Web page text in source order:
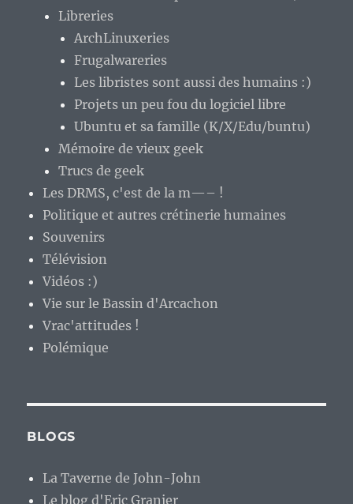
Libreries
ArchLinuxeries
Frugalwareries
Les libristes sont aussi des humains :)
Projets un peu fou du logiciel libre
Ubuntu et sa famille (K/X/Edu/buntu)
Mémoire de vieux geek
Trucs de geek
Les DRMS, c'est de la m—– !
Politique et autres crétinerie humaines
Souvenirs
Télévision
Vidéos :)
Vie sur le Bassin d'Arcachon
Vrac'attitudes !
Polémique
BLOGS
La Taverne de John-John
Le blog d'Eric Granier